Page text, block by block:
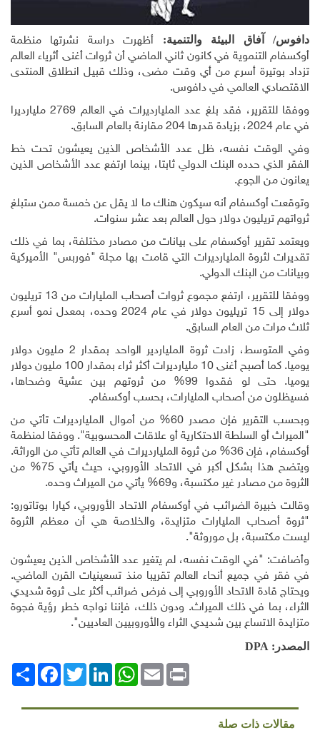
دافوس/ آفاق البيئة والتنمية:
أظهرت دراسة نشرتها منظمة
أوكسفام التنموية في كانون ثاني الماضي أن ثروات أغنى أثرياء العالم
تزداد بوتيرة أسرع من أي وقت مضى، وذلك قبيل انطلاق المنتدى
الاقتصادي العالمي في دافوس.
ووفقا للتقرير، فقد بلغ عدد المليارديرات في العالم 2769 مليارديرا
في عام 2024، بزيادة قدرها 204 مقارنة بالعام السابق.
وفي الوقت نفسه، ظل عدد الأشخاص الذين يعيشون تحت خط
الفقر الذي حدده البنك الدولي ثابتا، بينما ارتفع عدد الأشخاص الذين
يعانون من الجوع.
وتوقعت أوكسفام أنه سيكون هناك ما لا يقل عن خمسة ممن ستبلغ
ثرواتهم تريليون دولار حول العالم بعد عشر سنوات.
ويعتمد تقرير أوكسفام على بيانات من مصادر مختلفة، بما في ذلك
تقديرات لثروة المليارديرات التي قامت بها مجلة "فوربس" الأميركية
وبيانات من البنك الدولي.
ووفقا للتقرير، ارتفع مجموع ثروات أصحاب المليارات من 13 تريليون
دولار إلى 15 تريليون دولار في عام 2024 وحده، بمعدل نمو أسرع
ثلاث مرات من العام السابق.
وفي المتوسط، زادت ثروة الملياردير الواحد بمقدار 2 مليون دولار
يوميا. كما أصبح أغنى 10 مليارديرات أكثر ثراء بمقدار 100 مليون دولار
يوميا. حتى لو فقدوا 99% من ثروتهم بين عشية وضحاها،
فسيظلون من أصحاب المليارات، بحسب أوكسفام.
وبحسب التقرير فإن مصدر 60% من أموال المليارديرات تأتي من
"الميراث أو السلطة الاحتكارية أو علاقات المحسوبية". ووفقا لمنظمة
أوكسفام، فإن 36% من ثروة المليارديرات في العالم تأتي من الوراثة.
ويتضح هذا بشكل أكبر في الاتحاد الأوروبي، حيث يأتي 75% من
الثروة من مصادر غير مكتسبة، و69% يأتي من الميراث وحده.
وقالت خبيرة الضرائب في أوكسفام الاتحاد الأوروبي، كيارا بوتاتورو:
"ثروة أصحاب المليارات متزايدة، والخلاصة هي أن معظم الثروة
ليست مكتسبة، بل موروثة".
وأضافت: "في الوقت نفسه، لم يتغير عدد الأشخاص الذين يعيشون
في فقر في جميع أنحاء العالم تقريبا منذ تسعينيات القرن الماضي.
ويحتاج قادة الاتحاد الأوروبي إلى فرض ضرائب أكثر على ثروة شديدي
الثراء، بما في ذلك الميراث. ودون ذلك، فإننا نواجه خطر رؤية فجوة
متزايدة الاتساع بين شديدي الثراء والأوروبيين العاديين".
المصدر: DPA
انشر
FacebookTwitterLinkedIn
WhatsAppEmail Print
مقالات ذات صلة